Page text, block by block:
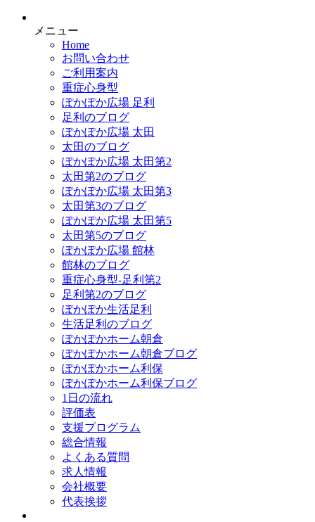
メニュー
Home
お問い合わせ
ご利用案内
重症心身型
ぽかぽか広場 足利
足利のブログ
ぽかぽか広場 太田
太田のブログ
ぽかぽか広場 太田第2
太田第2のブログ
ぽかぽか広場 太田第3
太田第3のブログ
ぽかぽか広場 太田第5
太田第5のブログ
ぽかぽか広場 館林
館林のブログ
重症心身型-足利第2
足利第2のブログ
ぽかぽか生活足利
生活足利のブログ
ぽかぽかホーム朝倉
ぽかぽかホーム朝倉ブログ
ぽかぽかホーム利保
ぽかぽかホーム利保ブログ
1日の流れ
評価表
支援プログラム
総合情報
よくある質問
求人情報
会社概要
代表挨拶